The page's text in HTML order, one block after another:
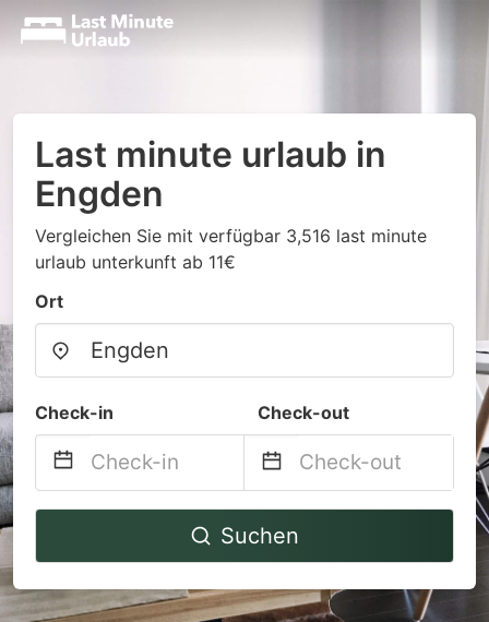
Last minute urlaub in
Engden
Vergleichen Sie mit verfügbar 3,516 last minute
urlaub unterkunft ab 11€
Ort
Check-in Check-out
Navigate
to
interact
Navigate
to
interact
Suchen